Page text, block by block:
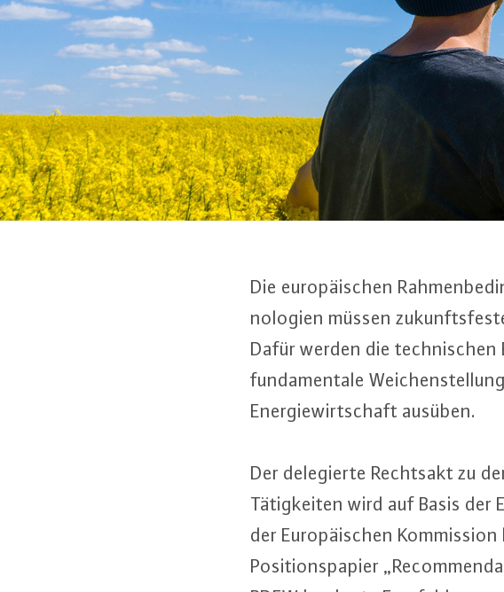
Die eu­ro­päi­schen
no­lo­gi­en müssen
Dafür werden die
fun­da­men­ta­le
En­er­gie­wirt­schaft ausüben.
Der de­le­gier­te Rechtsakt zu
Tä­tig­kei­ten wird auf Basis der
der Eu­ro­päi­schen Kom­mis­si­on
Po­si­ti­ons­pa­pier